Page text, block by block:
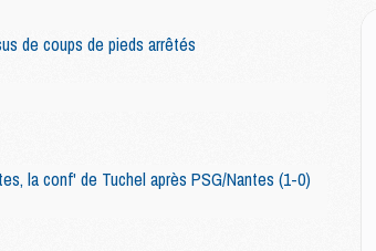
de coups de pieds arrêtés
la conf' de Tuchel après PSG/Nantes (1-0)